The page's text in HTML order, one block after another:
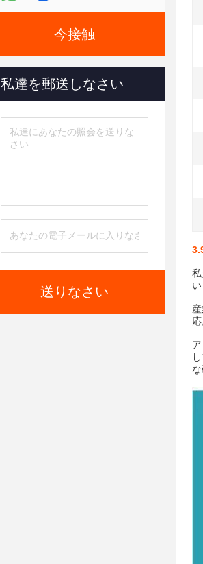
今接触
私達を郵送しなさい
送りなさい